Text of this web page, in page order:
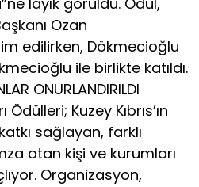
Ozan
edilirken, Dökmecioğlu
ile birlikte katıldı.
ONURLANDIRILDI
Kuzey Kıbrıs’ın
sağlayan, farklı
atan kişi ve kurumları
Organizasyon,